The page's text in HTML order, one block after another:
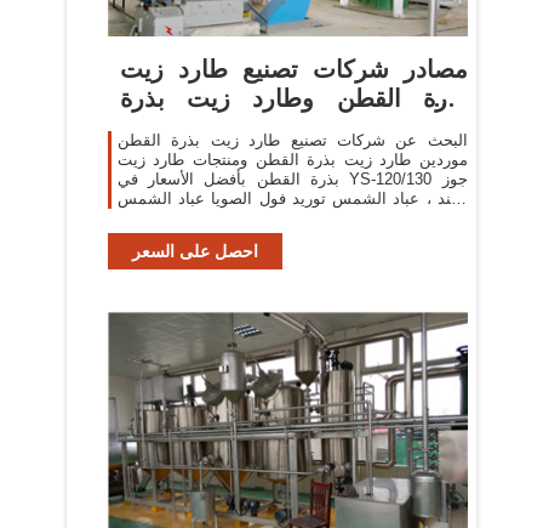
مصادر شركات تصنيع طارد زيت
بذرة القطن وطارد زيت بذرة
القطن
البحث عن شركات تصنيع طارد زيت بذرة القطن
موردين طارد زيت بذرة القطن ومنتجات طارد زيت
بذرة القطن بأفضل الأسعار في YS-120/130 جوز
الهند ، عباد الشمس توريد فول الصويا عباد الشمس
احصل على السعر